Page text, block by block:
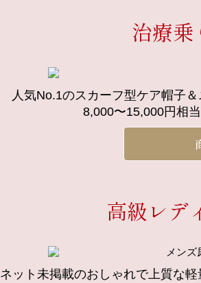
治療
人気No.1のスカーフ型ケア帽子
8,000〜15,000円相
高級レデ
ネット未掲載のおしゃれで上質な